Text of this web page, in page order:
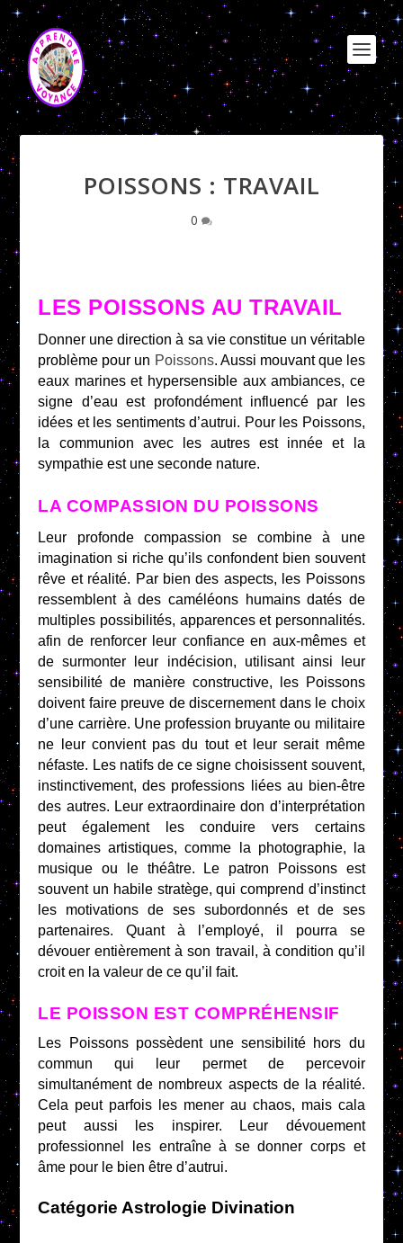
POISSONS : TRAVAIL
0
LES POISSONS AU TRAVAIL
Donner une direction à sa vie constitue un véritable
problème pour un Poissons. Aussi mouvant que les
eaux marines et hypersensible aux ambiances, ce
signe d’eau est profondément influencé par les
idées et les sentiments d’autrui. Pour les Poissons,
la communion avec les autres est innée et la
sympathie est une seconde nature.
LA COMPASSION DU POISSONS
Leur profonde compassion se combine à une
imagination si riche qu’ils confondent bien souvent
rêve et réalité. Par bien des aspects, les Poissons
ressemblent à des caméléons humains datés de
multiples possibilités, apparences et personnalités.
afin de renforcer leur confiance en aux-mêmes et
de surmonter leur indécision, utilisant ainsi leur
sensibilité de manière constructive, les Poissons
doivent faire preuve de discernement dans le choix
d’une carrière. Une profession bruyante ou militaire
ne leur convient pas du tout et leur serait même
néfaste. Les natifs de ce signe choisissent souvent,
instinctivement, des professions liées au bien-être
des autres. Leur extraordinaire don d’interprétation
peut également les conduire vers certains
domaines artistiques, comme la photographie, la
musique ou le théâtre. Le patron Poissons est
souvent un habile stratège, qui comprend d’instinct
les motivations de ses subordonnés et de ses
partenaires. Quant à l’employé, il pourra se
dévouer entièrement à son travail, à condition qu’il
croit en la valeur de ce qu’il fait.
LE POISSON EST COMPRÉHENSIF
Les Poissons possèdent une sensibilité hors du
commun qui leur permet de percevoir
simultanément de nombreux aspects de la réalité.
Cela peut parfois les mener au chaos, mais cala
peut aussi les inspirer. Leur dévouement
professionnel les entraîne à se donner corps et
âme pour le bien être d’autrui.
Catégorie Astrologie Divination